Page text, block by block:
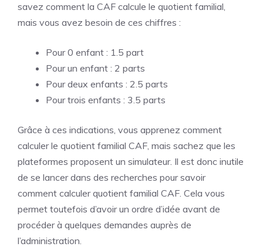
savez comment la CAF calcule le quotient familial,
mais vous avez besoin de ces chiffres :
Pour 0 enfant : 1.5 part
Pour un enfant : 2 parts
Pour deux enfants : 2.5 parts
Pour trois enfants : 3.5 parts
Grâce à ces indications, vous apprenez comment
calculer le quotient familial CAF, mais sachez que les
plateformes proposent un simulateur. Il est donc inutile
de se lancer dans des recherches pour savoir
comment calculer quotient familial CAF. Cela vous
permet toutefois d’avoir un ordre d’idée avant de
procéder à quelques demandes auprès de
l’administration.